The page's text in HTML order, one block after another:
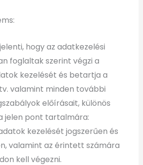
hogy az adatkezelési
foglaltak szerint végzi a
kezelését és betartja a
valamint minden további
előírásait, különös
jelen pont tartalmára:
kezelését jogszerűen és
valamint az érintett számára
kell végezni.